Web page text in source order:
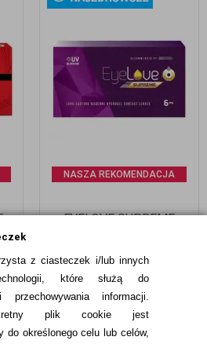
z ciasteczek i/lub innych
które służą do
przechowywania informacji.
plik cookie jest
do określonego celu lub celów,
NASZA REKOMENDACJA
EYELOVE SUPREME
89,99 pln